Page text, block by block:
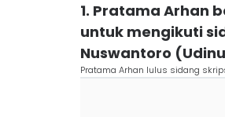
1. Pratama Arhan
untuk mengikuti
Nuswantoro
Pratama Arhan lulus sidang